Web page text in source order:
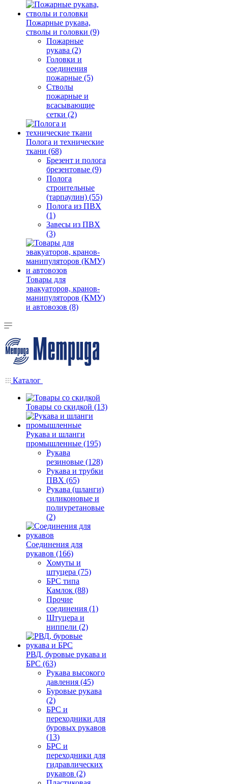
Пожарные рукава,
стволы и головки (9)
Пожарные
рукава (2)
Головки и
соединения
пожарные (5)
Стволы
пожарные и
всасывающие
сетки (2)
Полога и технические
ткани (68)
Брезент и полога
брезентовые (9)
Полога
строительные
(тарпаулин) (55)
Полога из ПВХ
(1)
Завесы из ПВХ
(3)
Товары для
эвакуаторов, кранов-
манипуляторов (КМУ)
и автовозов (8)
Каталог
Товары со скидкой (13)
Рукава и шланги
промышленные (195)
Рукава
резиновые (128)
Рукава и трубки
ПВХ (65)
Рукава (шланги)
силиконовые и
полиуретановые
(2)
Соединения для
рукавов (166)
Хомуты и
штуцера (75)
БРС типа
Камлок (88)
Прочие
соединения (1)
Штуцера и
ниппели (2)
РВД, буровые рукава и
БРС (63)
Рукава высокого
давления (45)
Буровые рукава
(2)
БРС и
переходники для
буровых рукавов
(13)
БРС и
переходники для
гидравлических
рукавов (2)